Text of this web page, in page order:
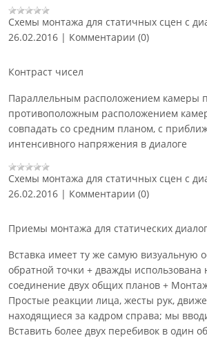
Схемы монтажа для статичных сцен с
26.02.2016 | Комментарии (0)
Контраст чисел
Параллельным расположением камеры
противоположным расположением
совпадать со средним планом, с
интенсивного напряжения в диалоге
Схемы монтажа для статичных сцен с
26.02.2016 | Комментарии (0)
Приемы монтажа для статических
Вставка имеет ту же самую визуальную
обратной точки + дважды использована
соединение двух общих планов +
Простые реакции лица, жесты рук,
находящиеся за кадром справа; мы
Вставить более двух перебивок в один